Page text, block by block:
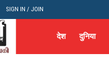
SIGN IN / JOIN
देश दुनिया